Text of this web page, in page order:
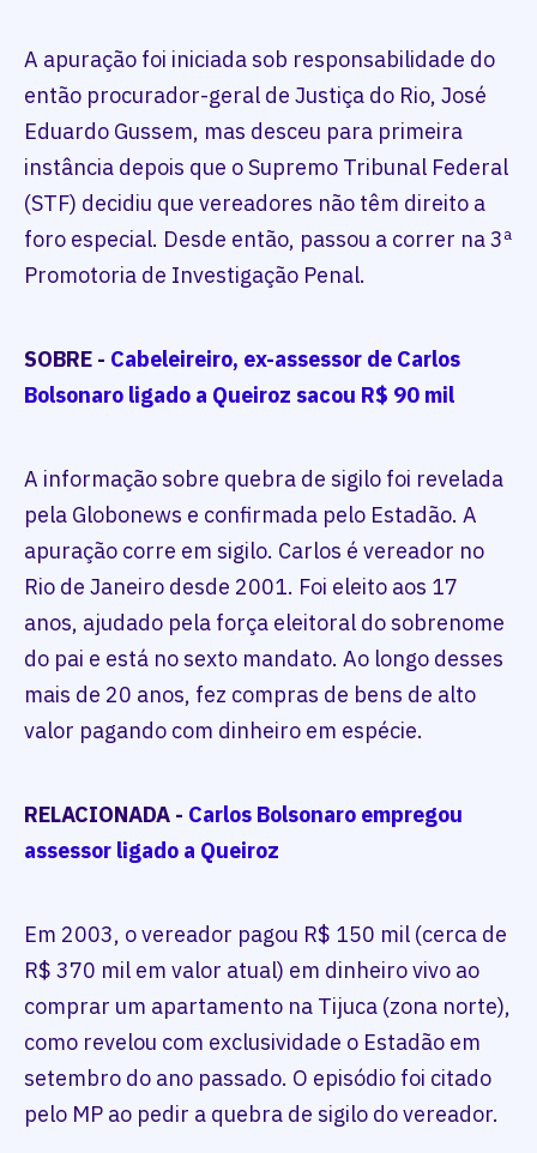
A apuração foi iniciada sob responsabilidade do
então procurador-geral de Justiça do Rio, José
Eduardo Gussem, mas desceu para primeira
instância depois que o Supremo Tribunal Federal
(STF) decidiu que vereadores não têm direito a
foro especial. Desde então, passou a correr na 3ª
Promotoria de Investigação Penal.
SOBRE - Cabeleireiro, ex-assessor de Carlos
Bolsonaro ligado a Queiroz sacou R$ 90 mil
A informação sobre quebra de sigilo foi revelada
pela Globonews e confirmada pelo Estadão. A
apuração corre em sigilo. Carlos é vereador no
Rio de Janeiro desde 2001. Foi eleito aos 17
anos, ajudado pela força eleitoral do sobrenome
do pai e está no sexto mandato. Ao longo desses
mais de 20 anos, fez compras de bens de alto
valor pagando com dinheiro em espécie.
RELACIONADA - Carlos Bolsonaro empregou
assessor ligado a Queiroz
Em 2003, o vereador pagou R$ 150 mil (cerca de
R$ 370 mil em valor atual) em dinheiro vivo ao
comprar um apartamento na Tijuca (zona norte),
como revelou com exclusividade o Estadão em
setembro do ano passado. O episódio foi citado
pelo MP ao pedir a quebra de sigilo do vereador.